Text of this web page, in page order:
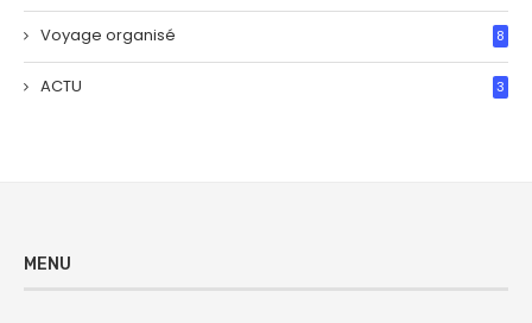
Voyage organisé 8
ACTU 3
MENU